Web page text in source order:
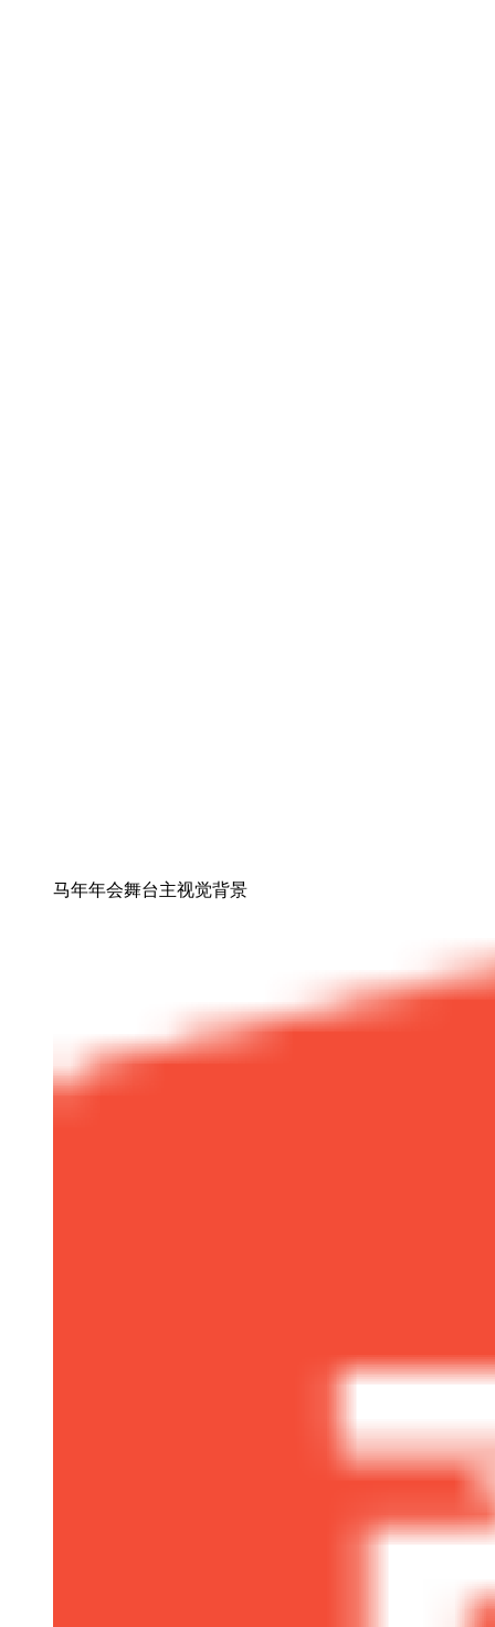
马年年会舞台主视觉背景